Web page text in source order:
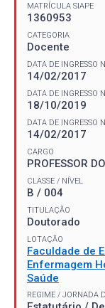
MATRÍCULA SIAPE
1360953
CATEGORIA
Docente
DATA DE INGRESSO
14/02/2017
DATA DE INGRESSO
18/10/2019
DATA DE INGRESSO
14/02/2017
CARGO
PROFESSOR
CLASSE / NÍVEL
B / 004
TITULAÇÃO
Doutorado
LOTAÇÃO
Faculdade de
Enfermagem
Saúde
REGIME / JORNADA